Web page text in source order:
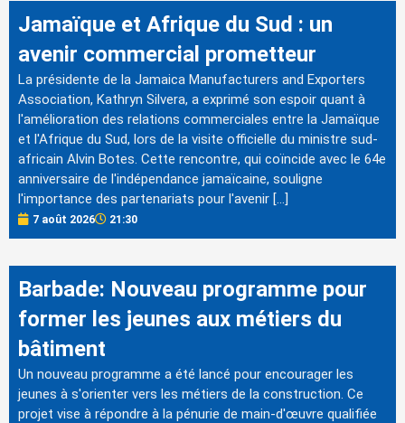
Jamaïque et Afrique du Sud : un
avenir commercial prometteur
La présidente de la Jamaica Manufacturers and Exporters
Association, Kathryn Silvera, a exprimé son espoir quant à
l'amélioration des relations commerciales entre la Jamaïque
et l'Afrique du Sud, lors de la visite officielle du ministre sud-
africain Alvin Botes. Cette rencontre, qui coïncide avec le 64e
anniversaire de l'indépendance jamaïcaine, souligne
l'importance des partenariats pour l'avenir […]
7 août 2026 21:30
Barbade: Nouveau programme pour
former les jeunes aux métiers du
bâtiment
Un nouveau programme a été lancé pour encourager les
jeunes à s'orienter vers les métiers de la construction. Ce
projet vise à répondre à la pénurie de main-d'œuvre qualifiée